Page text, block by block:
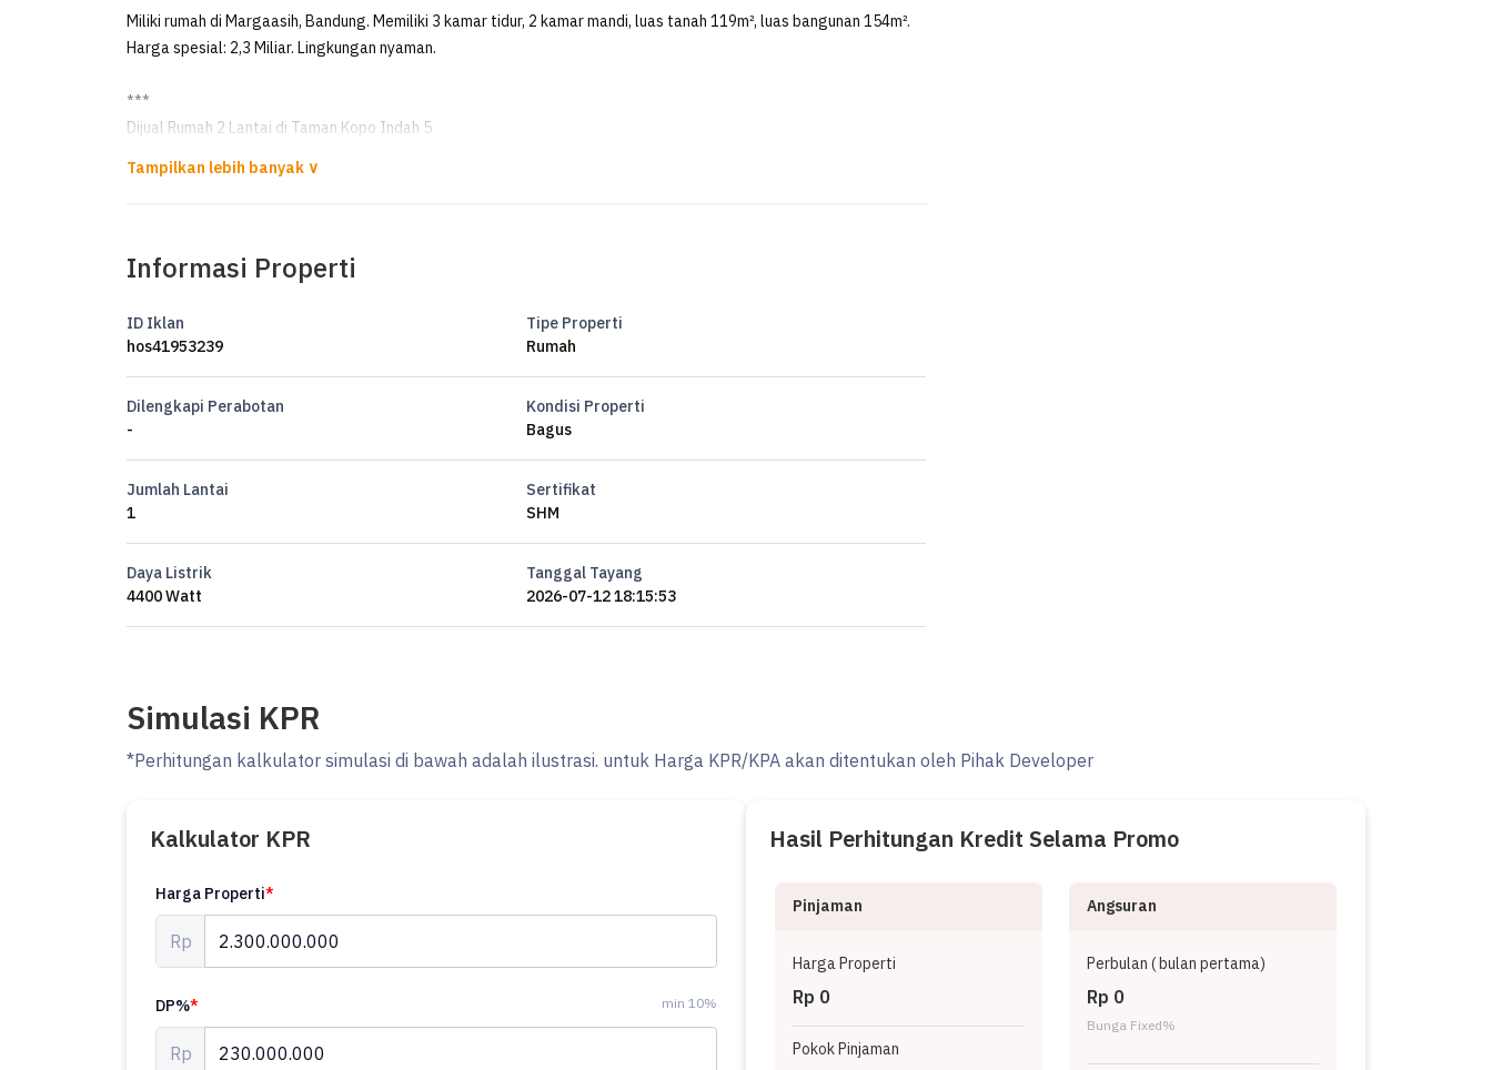
Miliki rumah di Margaasih, Bandung. Memiliki 3 kamar tidur, 2 kamar mandi, luas tanah 119m², luas bangunan 154m².
Harga spesial: 2,3 Miliar. Lingkungan nyaman.
***
Dijual Rumah 2 Lantai di Taman Kopo Indah 5
Dijual Rumah 2 Lantai di Taman Kopo Indah 5
Luas tanah: 119 m2
Kamar tidur: 3+1
Kamar mandi: 2+1
Hadap: timur
Harga: 2,3M nego
Informasi Properti
ID Iklan
hos41953239
Tipe Properti
Rumah
Dilengkapi Perabotan
-
Kondisi Properti
Bagus
Jumlah Lantai
1
Sertifikat
SHM
Daya Listrik
4400 Watt
Tanggal Tayang
2026-07-12 18:15:53
Simulasi KPR
*Perhitungan kalkulator simulasi di bawah adalah ilustrasi. untuk Harga KPR/KPA akan ditentukan oleh Pihak Developer
Kalkulator KPR
Harga Properti*
Rp
DP%* min 10%
Rp
Hasil Perhitungan Kredit Selama Promo
Pinjaman
Harga Properti
Rp 0
Pokok Pinjaman
Angsuran
Perbulan (bulan pertama)
Rp 0
Bunga Fixed%